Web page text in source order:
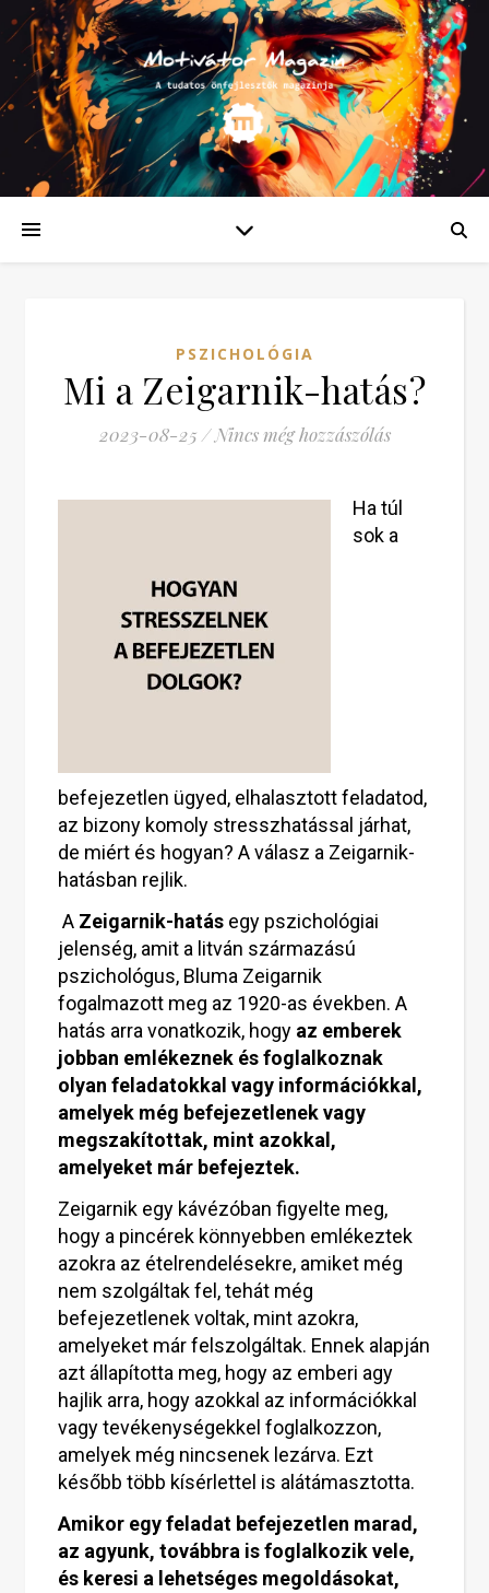
PSZICHOLÓGIA
Mi a Zeigarnik-hatás?
2023-08-25 / Nincs még hozzászólás
Ha túl
sok a
befejezetlen ügyed, elhalasztott feladatod,
az bizony komoly stresszhatással járhat,
de miért és hogyan? A válasz a Zeigarnik-
hatásban rejlik.
A Zeigarnik-hatás egy pszichológiai
jelenség, amit a litván származású
pszichológus, Bluma Zeigarnik
fogalmazott meg az 1920-as években. A
hatás arra vonatkozik, hogy az emberek
jobban emlékeznek és foglalkoznak
olyan feladatokkal vagy információkkal,
amelyek még befejezetlenek vagy
megszakítottak, mint azokkal,
amelyeket már befejeztek.
Zeigarnik egy kávézóban figyelte meg,
hogy a pincérek könnyebben emlékeztek
azokra az ételrendelésekre, amiket még
nem szolgáltak fel, tehát még
befejezetlenek voltak, mint azokra,
amelyeket már felszolgáltak. Ennek alapján
azt állapította meg, hogy az emberi agy
hajlik arra, hogy azokkal az információkkal
vagy tevékenységekkel foglalkozzon,
amelyek még nincsenek lezárva. Ezt
később több kísérlettel is alátámasztotta.
Amikor egy feladat befejezetlen marad,
az agyunk, továbbra is foglalkozik vele,
és keresi a lehetséges megoldásokat,